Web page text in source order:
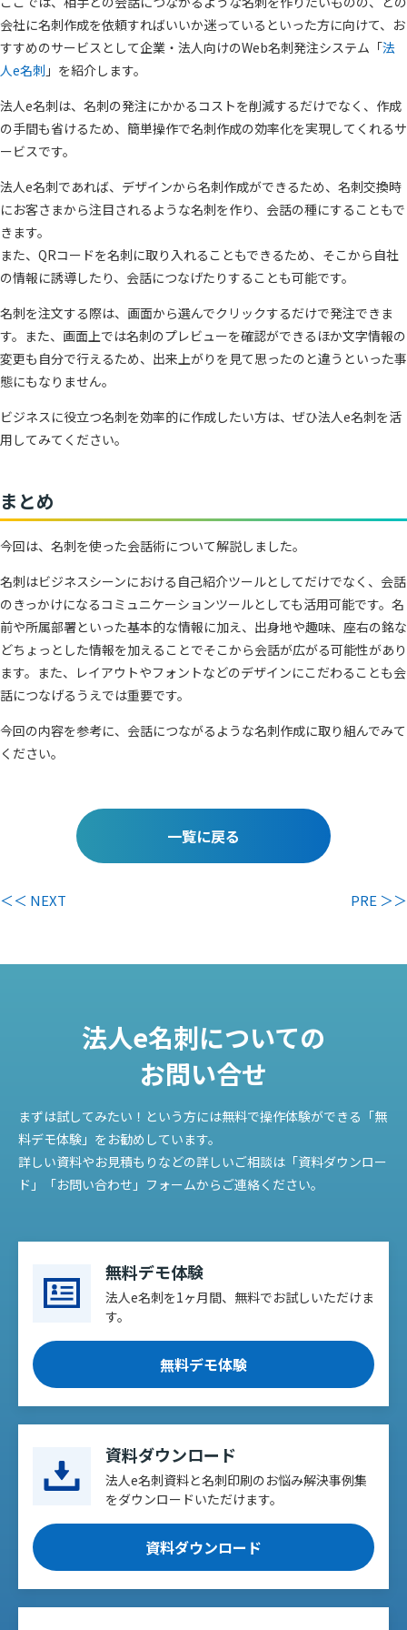
会社に名刺作成を依頼すればいいか迷っているといった方に向けて、お
すすめのサービスとして企業・法人向けのWeb名刺発注システム「法
人e名刺 」を紹介します。
法人e名刺は、名刺の発注にかかるコストを削減するだけでなく、作成
の手間も省けるため、簡単操作で名刺作成の効率化を実現してくれるサ
ービスです。
法人e名刺であれば、デザインから名刺作成ができるため、名刺交換時
にお客さまから注目されるような名刺を作り、会話の種にすることもで
きます。
また、QRコードを名刺に取り入れることもできるため、そこから自社
の情報に誘導したり、会話につなげたりすることも可能です。
名刺を注文する際は、画面から選んでクリックするだけで発注できま
す。また、画面上では名刺のプレビューを確認ができるほか文字情報の
変更も自分で行えるため、出来上がりを見て思ったのと違うといった事
態にもなりません。
ビジネスに役立つ名刺を効率的に作成したい方は、ぜひ法人e名刺を活
用してみてください。
まとめ
今回は、名刺を使った会話術について解説しました。
名刺はビジネスシーンにおける自己紹介ツールとしてだけでなく、会話
のきっかけになるコミュニケーションツールとしても活用可能です。名
前や所属部署といった基本的な情報に加え、出身地や趣味、座右の銘な
どちょっとした情報を加えることでそこから会話が広がる可能性があり
ます。また、レイアウトやフォントなどのデザインにこだわることも会
話につなげるうえでは重要です。
今回の内容を参考に、会話につながるような名刺作成に取り組んでみて
ください。
一覧に戻る
＜＜ NEXT PRE ＞＞
法人e名刺についての
お問い合せ
まずは試してみたい！という方には無料で操作体験ができる「無
料デモ体験」をお勧めしています。
詳しい資料やお見積もりなどの詳しいご相談は「資料ダウンロー
ド」「お問い合わせ」フォームからご連絡ください。
無料デモ体験
法人e名刺を1ヶ月間、無料でお試しいただけま
す。
無料デモ体験
資料ダウンロード
法人e名刺資料と名刺印刷のお悩み解決事例集
をダウンロードいただけます。
資料ダウンロード